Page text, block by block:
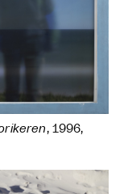
, 1996,